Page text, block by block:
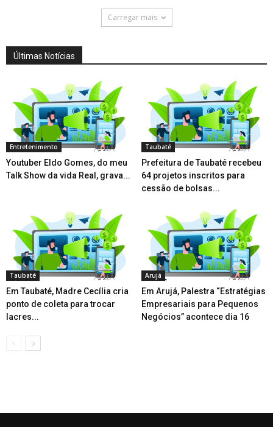
Carregar mais
Últimas Notícias
Entretenimento
Youtuber Eldo Gomes, do meu
Talk Show da vida Real, grava...
Taubaté
Prefeitura de Taubaté recebeu
64 projetos inscritos para
cessão de bolsas...
Taubaté
Em Taubaté, Madre Cecília cria
ponto de coleta para trocar
lacres...
Arujá
Em Arujá, Palestra “Estratégias
Empresariais para Pequenos
Negócios” acontece dia 16